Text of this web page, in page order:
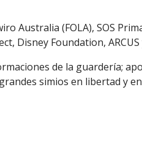
Australia (FOLA), SOS
Disney Foundation,
de la guardería;
simios en libertad y